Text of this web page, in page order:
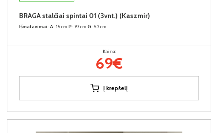
BRAGA stalčiai spintai 01 (3vnt.) (Kaszmir)
Išmatavimai: A: 15cm P: 97cm G: 52cm
Kaina:
69€
Į krepšelį